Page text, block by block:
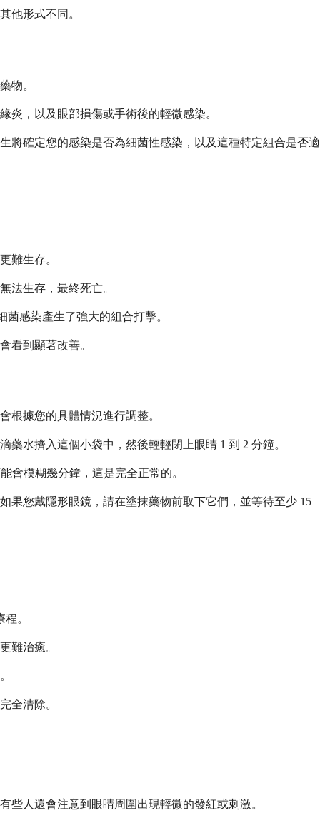
他形式不同。
物。
，以及眼部損傷或手術後的輕微感染。
將確定您的感染是否為細菌性感染，以及這種特定組合是否適
難生存。
法生存，最終死亡。
感染產生了強大的組合打擊。
看到顯著改善。
根據您的具體情況進行調整。
水擠入這個小袋中，然後輕輕閉上眼睛 1 到 2 分鐘。
會模糊幾分鐘，這是完全正常的。
果您戴隱形眼鏡，請在塗抹藥物前取下它們，並等待至少 15
。
難治癒。
全清除。
人還會注意到眼睛周圍出現輕微的發紅或刺激。